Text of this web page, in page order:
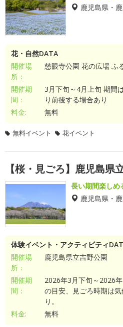
鹿児島県・
花・自然DATA
開催場
所：
慈眼寺公園 花の広場 ふ
開催期
間：
3月下旬～4月上旬 期間
り前後する場合あり
料金:
無料
無料イベント 花イベント
【桜・見ごろ】鹿児島県
長い期間楽しめ
鹿児島県・
体験イベント・アクティビティ
開催場
所：
鹿児島県立吉野公園
開催期
間：
2026年3月下旬～2026
の目安、見ごろ時期は
り。
料金:
無料